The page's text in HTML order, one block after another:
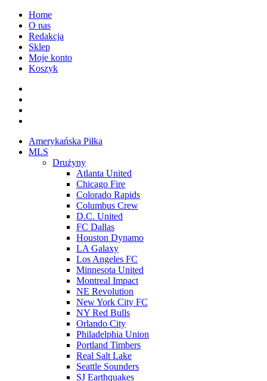
Przejdź
treści
Home
O nas
Redakcja
Sklep
Moje konto
Koszyk
Menu
główne
Amerykańska Piłka
MLS
Drużyny
Atlanta United
Chicago Fire
Colorado Rapids
Columbus Crew
D.C. United
FC Dallas
Houston Dynamo
LA Galaxy
Los Angeles FC
Minnesota United
Montreal Impact
NE Revolution
New York City FC
NY Red Bulls
Orlando City
Philadelphia Union
Portland Timbers
Real Salt Lake
Seattle Sounders
SJ Earthquakes